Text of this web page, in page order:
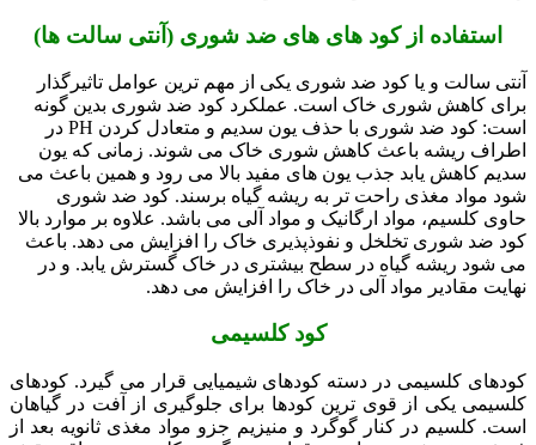
استفاده از کود های های ضد شوری (آنتی سالت ها)
آنتی سالت و یا کود ضد شوری یکی از مهم ترین عوامل تاثیرگذار
برای کاهش شوری خاک است. عملکرد کود ضد شوری بدین گونه
است: کود ضد شوری با حذف یون سدیم و متعادل کردن PH در
اطراف ریشه باعث کاهش شوری خاک می شوند. زمانی که یون
سدیم کاهش یابد جذب یون های مفید بالا می رود و همین باعث می
شود مواد مغذی راحت تر به ریشه گیاه برسند. کود ضد شوری
حاوی کلسیم، مواد ارگانیک و مواد آلی می باشد. علاوه بر موارد بالا
کود ضد شوری تخلخل و نفوذپذیری خاک را افزایش می دهد. باعث
می شود ریشه گیاه در سطح بیشتری در خاک گسترش یابد. و در
نهایت مقادیر مواد آلی در خاک را افزایش می دهد.
کود کلسیمی
کودهای کلسیمی در دسته کودهای شیمیایی قرار می گیرد. کودهای
کلسیمی یکی از قوی ترین کودها برای جلوگیری از آفت در گیاهان
است. کلسیم در کنار گوگرد و منیزیم جزو مواد مغذی ثانویه بعد از